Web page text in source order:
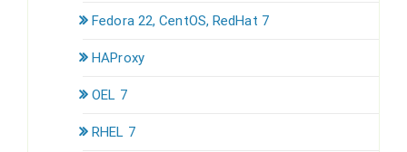
Fedora 22, CentOS, RedHat 7
HAProxy
OEL 7
RHEL 7